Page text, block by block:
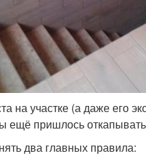
на участке (а даже его
ещё пришлось
два главных правила: